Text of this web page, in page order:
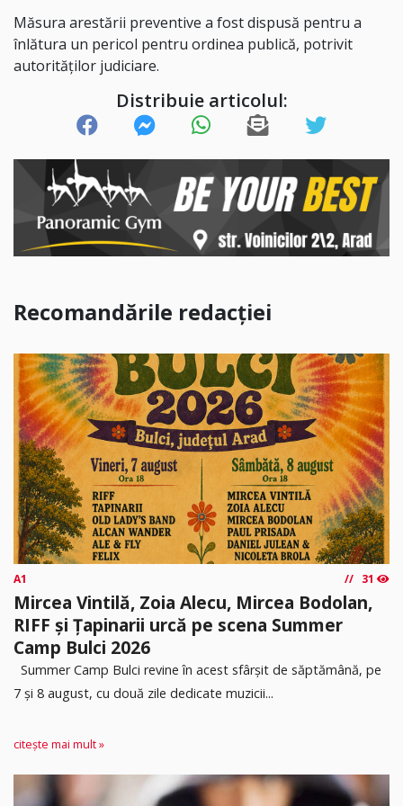
Măsura arestării preventive a fost dispusă pentru a
înlătura un pericol pentru ordinea publică, potrivit
autorităților judiciare.
Distribuie articolul:
Recomandările redacției
A1 31
Mircea Vintilă, Zoia Alecu, Mircea Bodolan,
RIFF și Țapinarii urcă pe scena Summer
Camp Bulci 2026
Summer Camp Bulci revine în acest sfârșit de săptămână, pe
7 și 8 august, cu două zile dedicate muzicii...
citește mai mult »